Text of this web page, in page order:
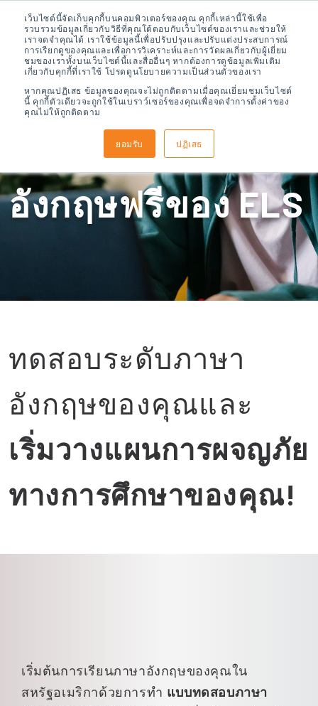
เว็บไซต์นี้จัดเก็บคุกกี้บนคอมพิวเตอร์ของคุณ คุกกี้เหล่านี้ใช้เพื่อ
รวบรวมข้อมูลเกี่ยวกับวิธีที่คุณโต้ตอบกับเว็บไซต์ของเราและช่วยให้
เราจดจำคุณได้ เราใช้ข้อมูลนี้เพื่อปรับปรุงและปรับแต่งประสบการณ์
การเรียกดูของคุณและเพื่อการวิเคราะห์และการวัดผลเกี่ยวกับผู้เยี่ยม
ชมของเราทั้งบนเว็บไซต์นี้และสื่ออื่นๆ หากต้องการดูข้อมูลเพิ่มเติม
เกี่ยวกับคุกกี้ที่เราใช้ โปรดดูนโยบายความเป็นส่วนตัวของเรา
หากคุณปฏิเสธ ข้อมูลของคุณจะไม่ถูกติดตามเมื่อคุณเยี่ยมชมเว็บไซต์
นี้ คุกกี้ตัวเดียวจะถูกใช้ในเบราว์เซอร์ของคุณเพื่อจดจำการตั้งค่าของ
คุณไม่ให้ถูกติดตาม
ยอมรับ ปฏิเสธ
แบบทดสอบภาษา
อังกฤษฟรีของ ELS
ทดสอบระดับภาษา
อังกฤษของคุณและ
เริ่มวางแผนการผจญภัย
ทางการศึกษาของคุณ!
เริ่มต้นการเรียนภาษาอังกฤษของคุณใน
สหรัฐอเมริกาด้วยการทำ แบบทดสอบภาษา